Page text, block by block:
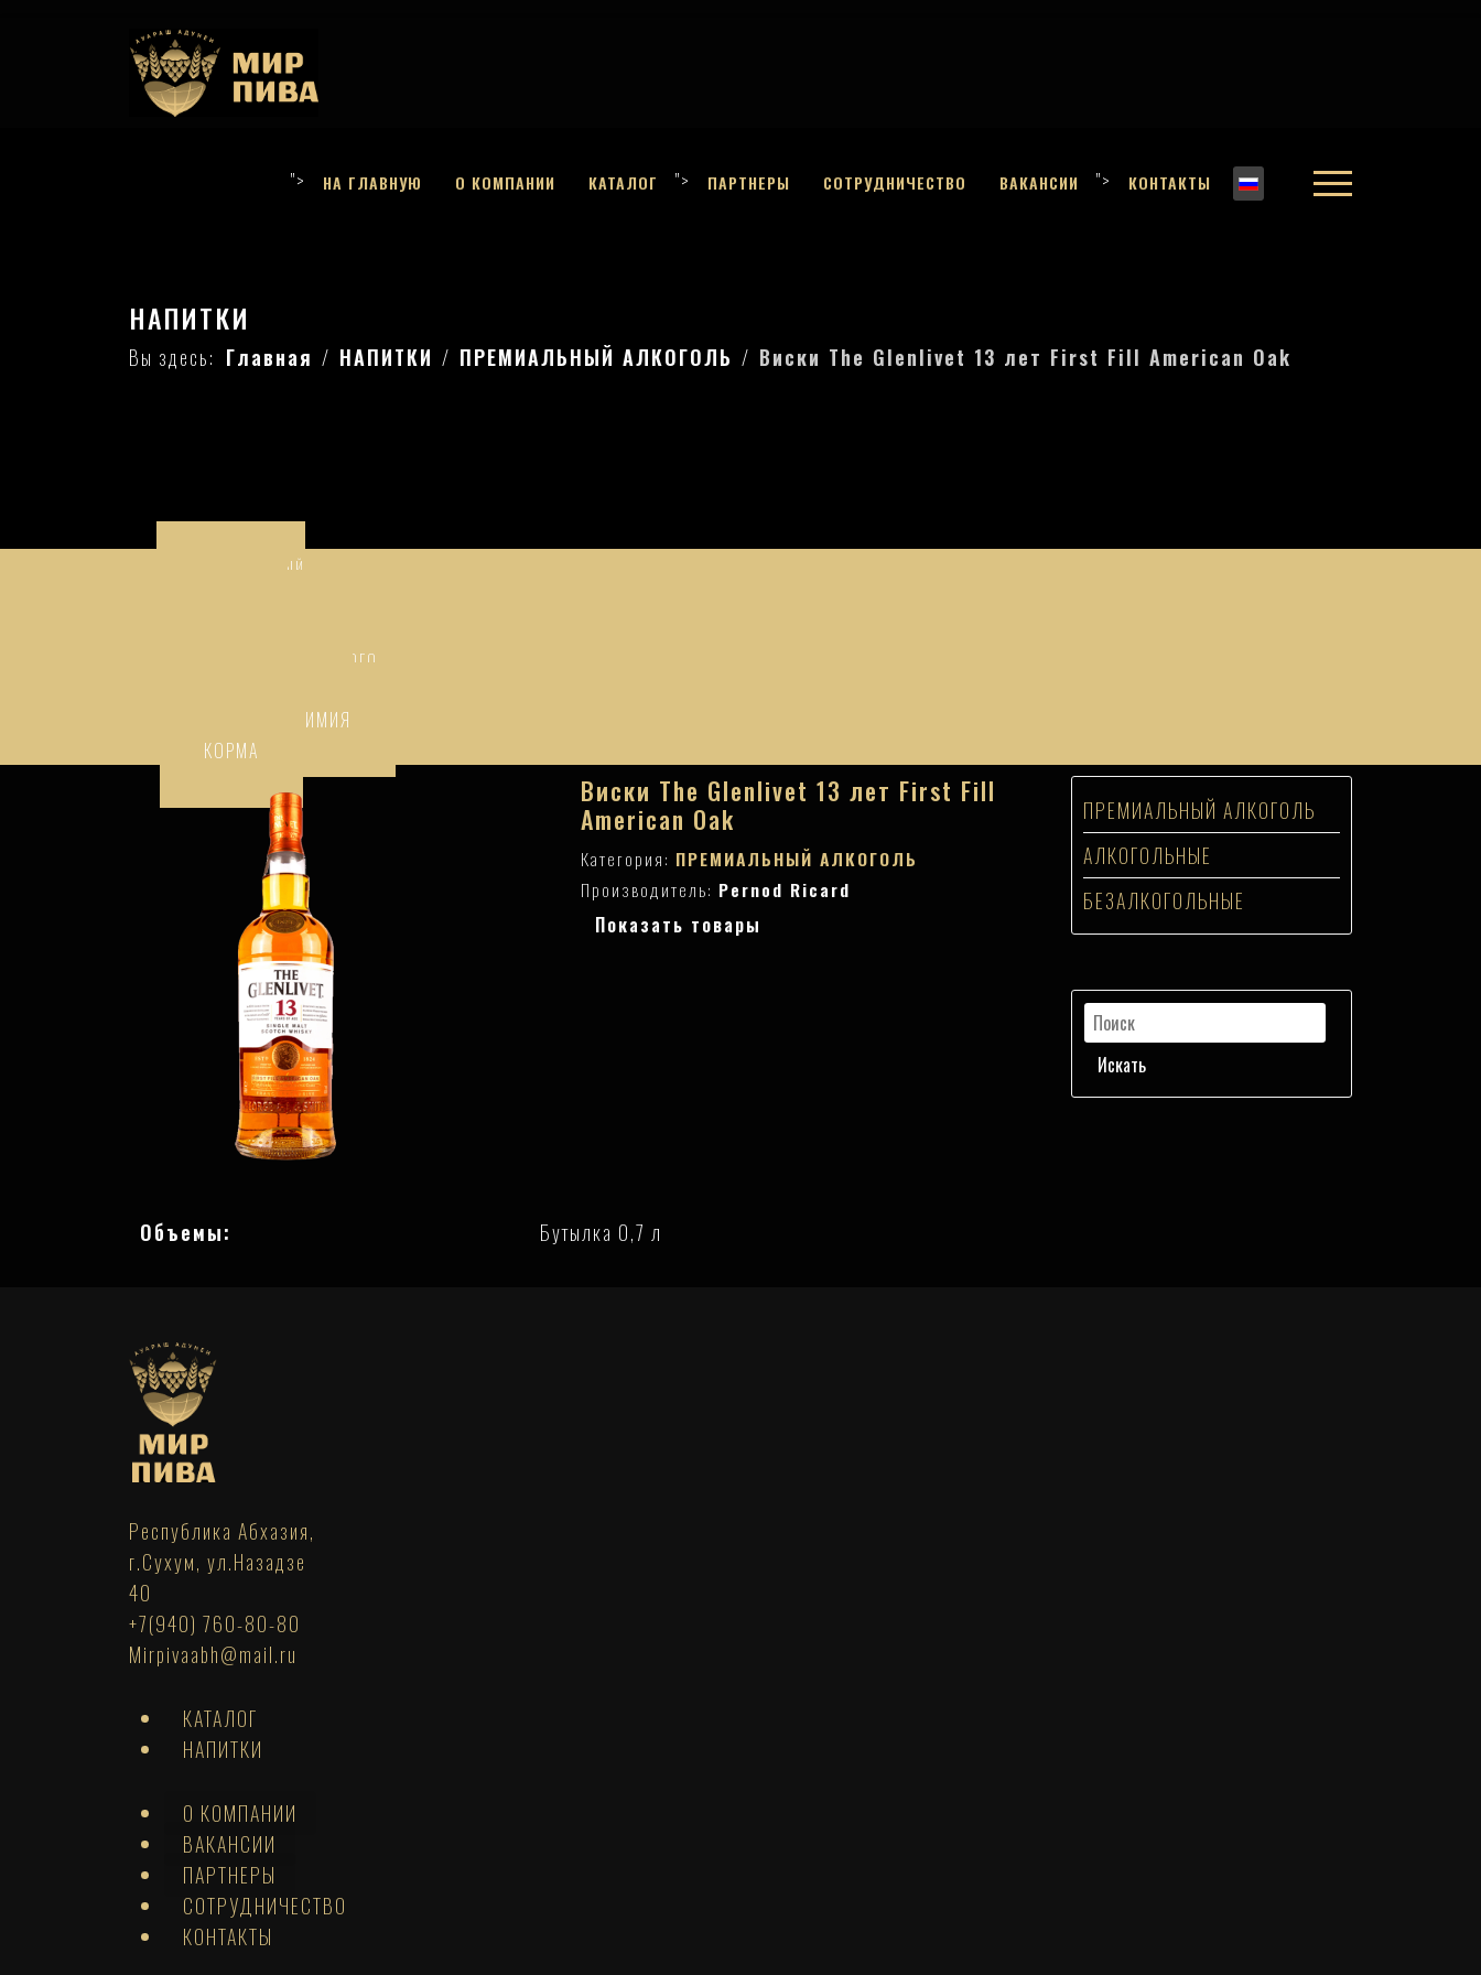
"> НА ГЛАВНУЮ О КОМПАНИИ КАТАЛОГ "> ПАРТНЕРЫ СОТРУДНИЧЕСТВО ВАКАНСИИ "> КОНТАКТЫ
НАПИТКИ
Вы здесь: Главная НАПИТКИ ПРЕМИАЛЬНЫЙ АЛКОГОЛЬ Виски The Glenlivet 13 лет First Fill American Oak
ПРЕМИАЛЬНЫЙ
ТОВАРЫ НАРОДНОГО
БЫТОВАЯ ХИМИЯ
КОРМА
Виски The Glenlivet 13 лет First Fill
American Oak
Категория: ПРЕМИАЛЬНЫЙ АЛКОГОЛЬ
Производитель: Pernod Ricard
Показать товары
Объемы: Бутылка 0,7 л
ПРЕМИАЛЬНЫЙ АЛКОГОЛЬ
АЛКОГОЛЬНЫЕ
БЕЗАЛКОГОЛЬНЫЕ
Искать
Республика Абхазия,
г.Сухум, ул.Назадзе
40
+7(940) 760-80-80
Mirpivaabh@mail.ru
КАТАЛОГ
НАПИТКИ
О КОМПАНИИ
ВАКАНСИИ
ПАРТНЕРЫ
СОТРУДНИЧЕСТВО
КОНТАКТЫ